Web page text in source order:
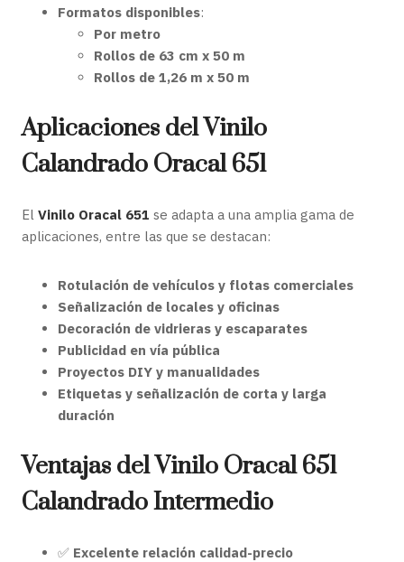
Formatos disponibles:
Por metro
Rollos de 63 cm x 50 m
Rollos de 1,26 m x 50 m
Aplicaciones del Vinilo
Calandrado Oracal 651
El Vinilo Oracal 651 se adapta a una amplia gama de
aplicaciones, entre las que se destacan:
Rotulación de vehículos y flotas comerciales
Señalización de locales y oficinas
Decoración de vidrieras y escaparates
Publicidad en vía pública
Proyectos DIY y manualidades
Etiquetas y señalización de corta y larga
duración
Ventajas del Vinilo Oracal 651
Calandrado Intermedio
✅ Excelente relación calidad-precio